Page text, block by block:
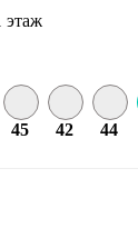
этаж
45 42 44